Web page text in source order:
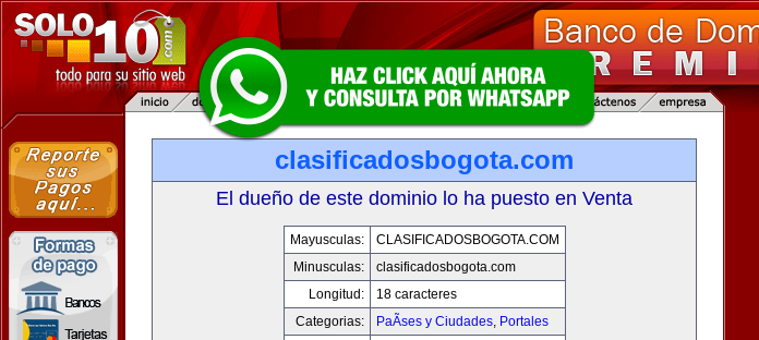
clasificadosbogota.com
El dueño de este dominio lo ha puesto en Venta
Mayusculas:
CLASIFICADOSBOGOTA.COM
Minusculas:
clasificadosbogota.com
Longitud:
18 caracteres
Categorias:
PaÃ­ses y Ciudades, Portales